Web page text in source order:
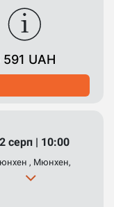
591 UAH
серп | 10:00
, Мюнхен,